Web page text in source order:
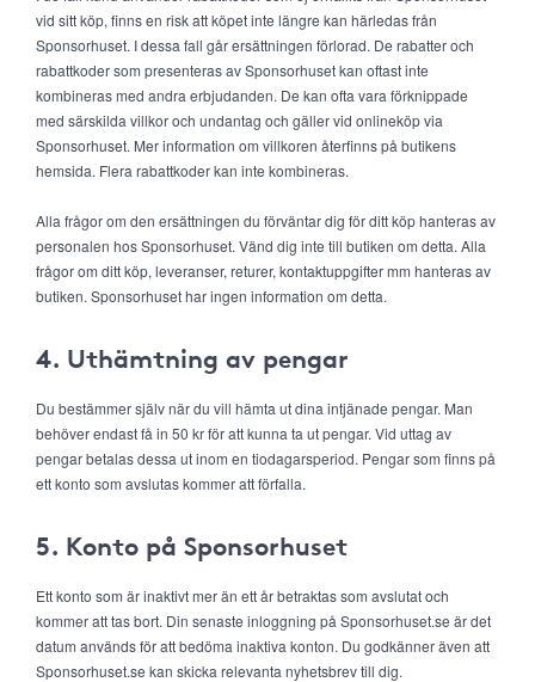
vid sitt köp, finns en risk att köpet inte längre kan härledas från
Sponsorhuset. I dessa fall går ersättningen förlorad. De rabatter och
rabattkoder som presenteras av Sponsorhuset kan oftast inte
kombineras med andra erbjudanden. De kan ofta vara förknippade
med särskilda villkor och undantag och gäller vid onlineköp via
Sponsorhuset. Mer information om villkoren återfinns på butikens
hemsida. Flera rabattkoder kan inte kombineras.
Alla frågor om den ersättningen du förväntar dig för ditt köp hanteras av
personalen hos Sponsorhuset. Vänd dig inte till butiken om detta. Alla
frågor om ditt köp, leveranser, returer, kontaktuppgifter mm hanteras av
butiken. Sponsorhuset har ingen information om detta.
4. Uthämtning av pengar
Du bestämmer själv när du vill hämta ut dina intjänade pengar. Man
behöver endast få in 50 kr för att kunna ta ut pengar. Vid uttag av
pengar betalas dessa ut inom en tiodagarsperiod. Pengar som finns på
ett konto som avslutas kommer att förfalla.
5. Konto på Sponsorhuset
Ett konto som är inaktivt mer än ett år betraktas som avslutat och
kommer att tas bort. Din senaste inloggning på Sponsorhuset.se är det
datum används för att bedöma inaktiva konton. Du godkänner även att
Sponsorhuset.se kan skicka relevanta nyhetsbrev till dig.